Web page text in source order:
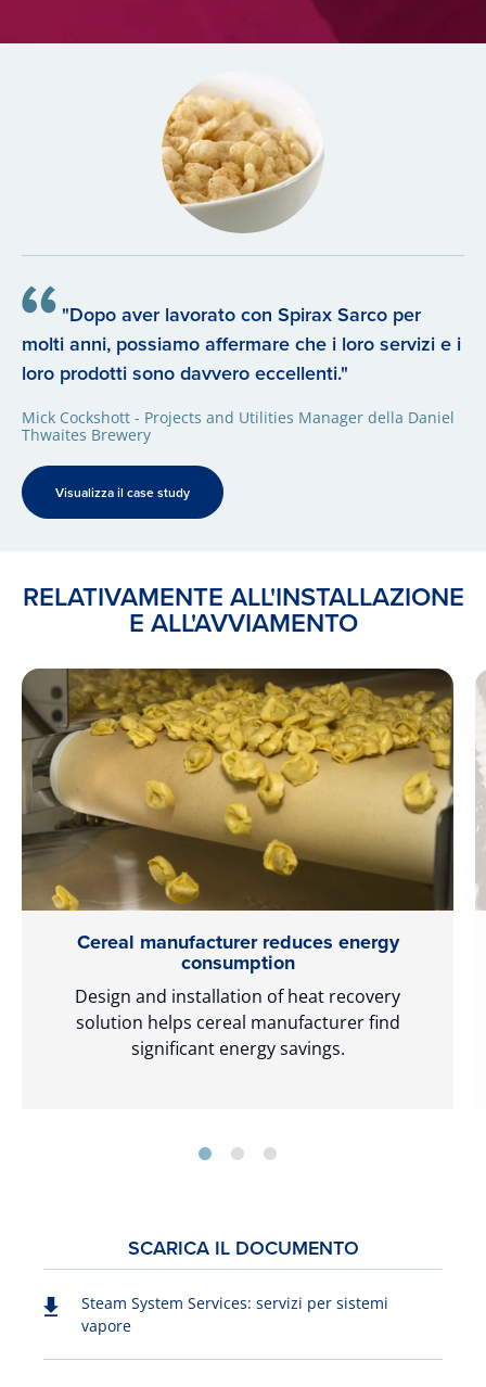
"Dopo aver lavorato con Spirax Sarco per
molti anni, possiamo affermare che i loro servizi e i
loro prodotti sono davvero eccellenti."
Mick Cockshott - Projects and Utilities Manager della Daniel
Thwaites Brewery
Visualizza il case study
RELATIVAMENTE ALL'INSTALLAZIONE
E ALL'AVVIAMENTO
Cereal manufacturer reduces energy
consumption
Design and installation of heat recovery
solution helps cereal manufacturer find
significant energy savings.
SCARICA IL DOCUMENTO
Steam System Services: servizi per sistemi
vapore